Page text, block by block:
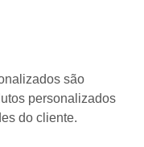
são
personalizados
do cliente.